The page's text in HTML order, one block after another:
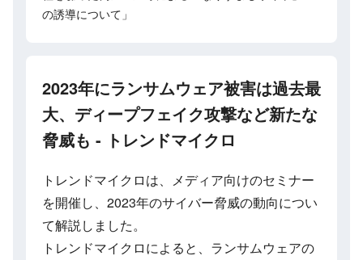
の誘導について」
2023年にランサムウェア被害は過去最
大、ディープフェイク攻撃など新たな
脅威も - トレンドマイクロ
トレンドマイクロは、メディア向けのセミナー
を開催し、2023年のサイバー脅威の動向につい
て解説しました。
トレンドマイクロによると、ランサムウェアの